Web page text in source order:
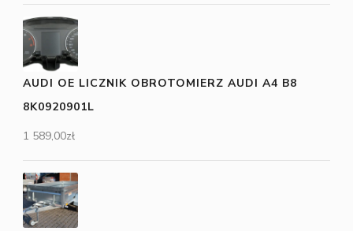
AUDI OE LICZNIK OBROTOMIERZ AUDI A4 B8
8K0920901L
1 589,00zł